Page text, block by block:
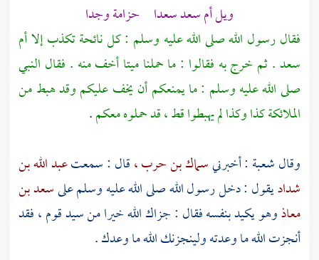
ويل أم سعد سعدا حزامة وجدا
فقال رسول الله صلى الله عليه وسلم : كل نائحة تكذب إلاأم
سعد. ثم خرج به فقالوا : ما حملنا ميتا أخف منه . فقال النبي
صلى الله عليه وسلم : ما يمنعكم أن يخف عليكم وقد هبط من
الملائكة كذا وكذا لم يهبطوا قط ، قد حملوه معكم.
وقالشعبة : أخبرنيسماك بن حرب ،قال : سمعتعبد الله بن
شداديقول : دخل رسول الله صلى الله عليه وسلم علىسعد بن
معاذوهو يكيد بنفسه فقال : جزاك الله خيرا من سيد قوم ، فقد
أنجزت الله ما وعدته ولينجزنك الله ما وعدك .